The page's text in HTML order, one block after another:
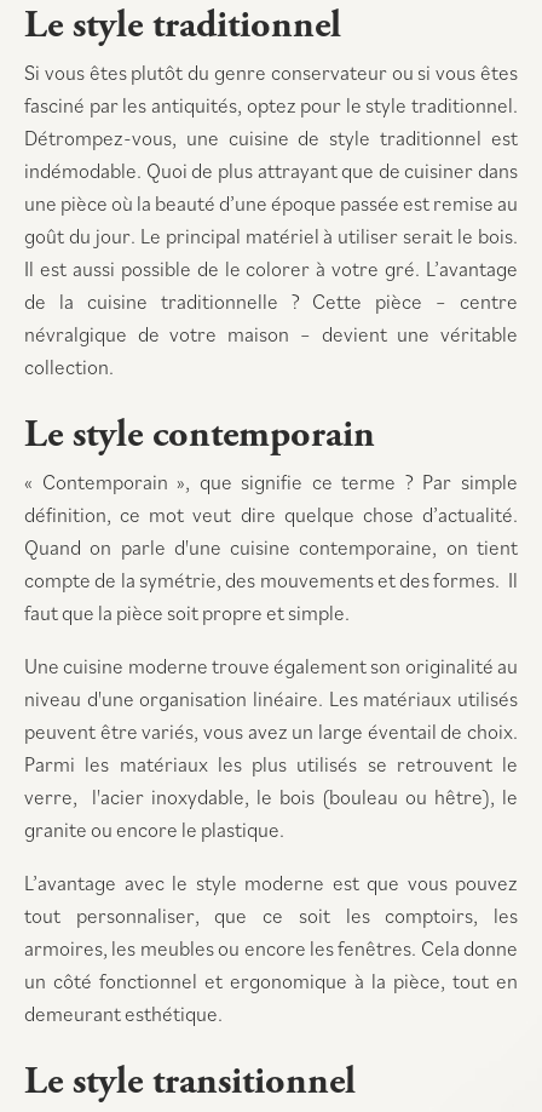
Le style traditionnel
Si vous êtes plutôt du genre conservateur ou si vous êtes
fasciné par les antiquités, optez pour le style traditionnel.
Détrompez-vous, une cuisine de style traditionnel est
indémodable. Quoi de plus attrayant que de cuisiner dans
une pièce où la beauté d’une époque passée est remise au
goût du jour. Le principal matériel à utiliser serait le bois.
Il est aussi possible de le colorer à votre gré. L’avantage
de la cuisine traditionnelle ? Cette pièce – centre
névralgique de votre maison – devient une véritable
collection.
Le style contemporain
« Contemporain », que signifie ce terme ? Par simple
définition, ce mot veut dire quelque chose d’actualité.
Quand on parle d'une cuisine contemporaine, on tient
compte de la symétrie, des mouvements et des formes. Il
faut que la pièce soit propre et simple.
Une cuisine moderne trouve également son originalité au
niveau d'une organisation linéaire. Les matériaux utilisés
peuvent être variés, vous avez un large éventail de choix.
Parmi les matériaux les plus utilisés se retrouvent le
verre, l'acier inoxydable, le bois (bouleau ou hêtre), le
granite ou encore le plastique.
L’avantage avec le style moderne est que vous pouvez
tout personnaliser, que ce soit les comptoirs, les
armoires, les meubles ou encore les fenêtres. Cela donne
un côté fonctionnel et ergonomique à la pièce, tout en
demeurant esthétique.
Le style transitionnel